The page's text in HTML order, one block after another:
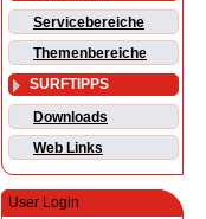
Servicebereiche
Themenbereiche
SURFTIPPS
Downloads
Web Links
User Login